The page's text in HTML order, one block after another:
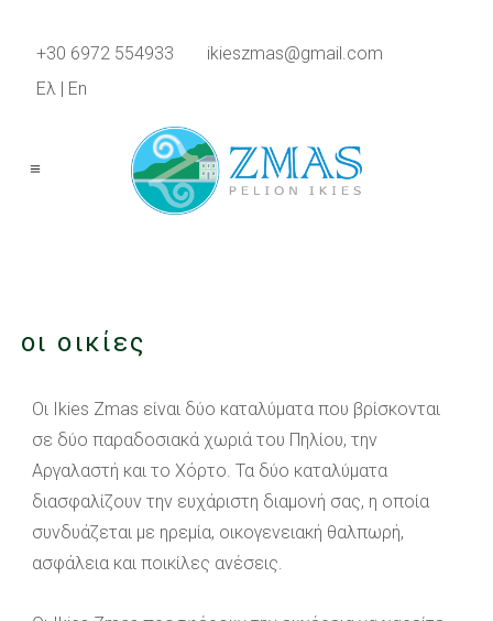
+30 6972 554933
ikieszmas@gmail.com
Ελ| En
οι οικίες
Οι Ikies Zmas είναι δύο καταλύματα που βρίσκονται
σε δύο παραδοσιακά χωριά του Πηλίου, την
Αργαλαστή και το Χόρτο. Τα δύο καταλύματα
διασφαλίζουν την ευχάριστη διαμονή σας, η οποία
συνδυάζεται με ηρεμία, οικογενειακή θαλπωρή,
ασφάλεια και ποικίλες ανέσεις.